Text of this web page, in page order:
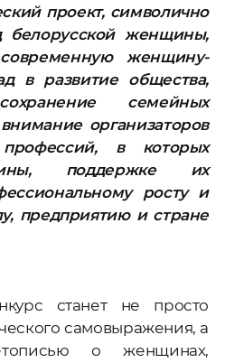
проект, символично
белорусской женщины,
женщину-
в развитие общества,
семейных
организаторов
в которых
поддержке их
росту и
предприятию и стране
станет не просто
самовыражения, а
о женщинах,